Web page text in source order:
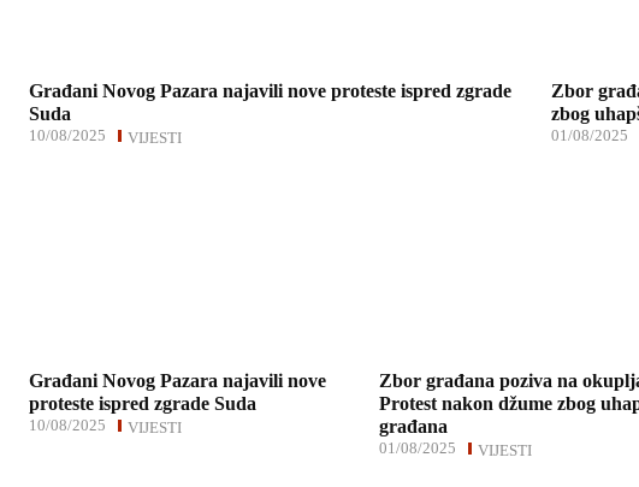
Građani Novog Pazara najavili nove proteste ispred zgrade
Suda
VIJESTI
10/08/2025
Zbor
zbog
01/08/2025
Građani Novog Pazara najavili nove
proteste ispred zgrade Suda
VIJESTI
10/08/2025
Zbor građana poziva na
Protest nakon džume zbog
građana
VIJESTI
01/08/2025